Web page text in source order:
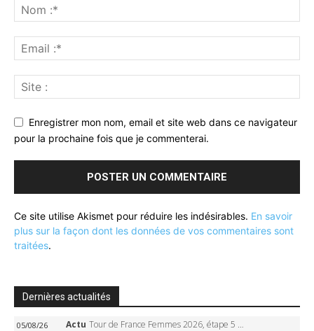
Enregistrer mon nom, email et site web dans ce navigateur
pour la prochaine fois que je commenterai.
Ce site utilise Akismet pour réduire les indésirables. En savoir
plus sur la façon dont les données de vos commentaires sont
traitées.
Dernières actualités
05/08/26 Actu Tour de France Femmes 2026, étape 5 – Demi Vollering gagne à Belleville, Reusser en jaune, Ferrand-Prévot coule